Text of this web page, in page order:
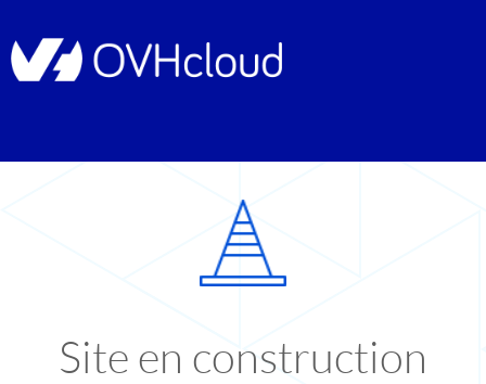
Site en construction